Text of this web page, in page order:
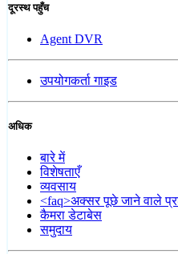
दूरस्थ पहुँच
Agent DVR
उपयोगकर्ता गाइड
अधिक
बारे में
विशेषताएँ
व्यवसाय
<faq>अक्सर पूछे जाने वाले
कैमरा डेटाबेस
समुदाय